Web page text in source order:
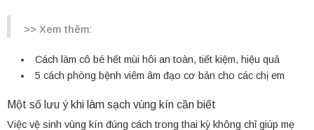
>> Xem thêm:
Cách làm cô bé hết mùi hôi an toàn, tiết kiệm, hiệu quả
5 cách phòng bệnh viêm âm đạo cơ bản cho các chị em
Một số lưu ý khi làm sạch vùng kín cần biết
Việc vệ sinh vùng kín đúng cách trong thai kỳ không chỉ giúp mẹ